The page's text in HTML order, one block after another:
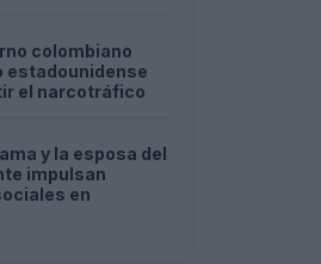
colombiano
estadounidense
el narcotráfico
y la esposa del
impulsan
en